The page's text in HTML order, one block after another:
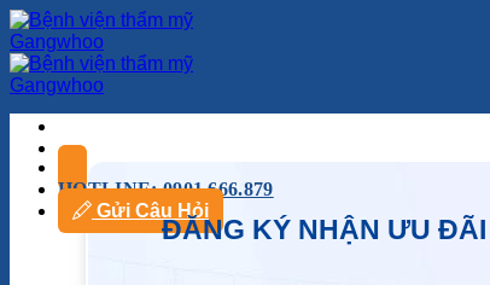
HOTLINE: 0901.666.879
Gửi Câu Hỏi
ĐĂNG KÝ NHẬN ƯU ĐÃI